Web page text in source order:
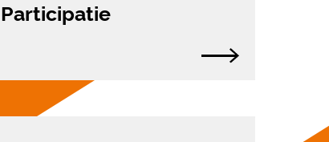
Participatie